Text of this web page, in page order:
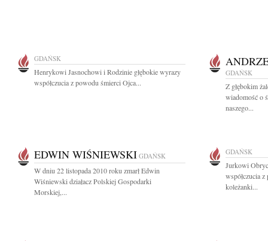
GDAŃSK
Henrykowi Jasnochowi i Rodzinie głębokie wyrazy
współczucia z powodu śmierci Ojca...
GDAŃSK
Z głębokim
wiadomość o
naszego...
EDWIN WIŚNIEWSKI GDAŃSK
W dniu 22 listopada 2010 roku zmarł Edwin
Wiśniewski działacz Polskiej Gospodarki
Morskiej,...
GDAŃSK
Jurkowi
współczucia
koleżanki...